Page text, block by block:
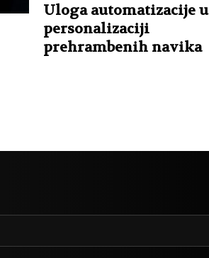
Uloga automatizacije u
personalizaciji
prehrambenih navika